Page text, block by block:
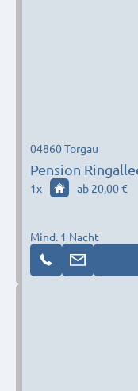
Pension
04860 Torgau
1x ab 20,00 €
Mind. 1 Nacht